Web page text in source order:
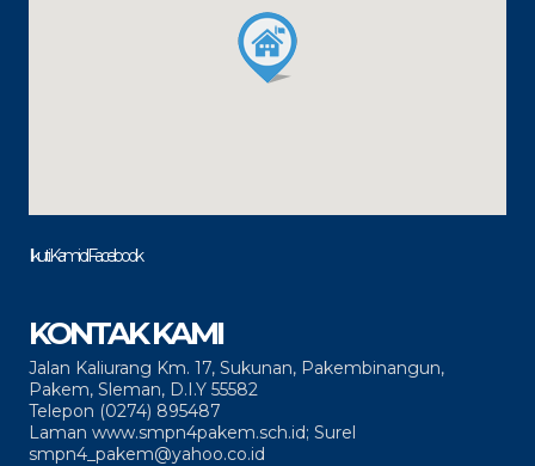
Ikuti Kami di Facebook
KONTAK KAMI
Jalan Kaliurang Km. 17, Sukunan, Pakembinangun,
Pakem, Sleman, D.I.Y 55582
Telepon (0274) 895487
Laman www.smpn4pakem.sch.id; Surel
smpn4_pakem@yahoo.co.id